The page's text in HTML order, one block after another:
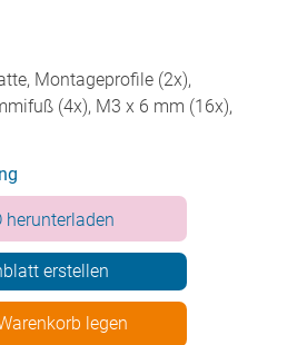
Montageprofile (2x),
(4x), M3 x 6 mm (16x),
herunterladen
erstellen
legen